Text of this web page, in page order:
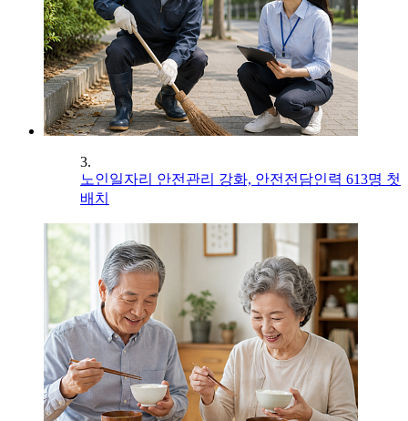
3.
노인일자리 안전관리 강화, 안전전담인력 613명 첫
배치